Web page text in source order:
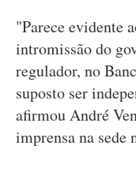
"Parece evidente
intromissão do
regulador, no
suposto ser
afirmou André
imprensa na